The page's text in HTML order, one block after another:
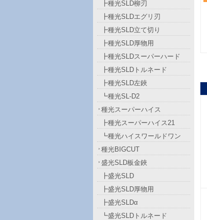
┣種光SLD柳刃
┣種光SLDエグリ刃
┣種光SLD立て切り
┣種光SLD厚物用
┣種光SLDスーパーハード
┣種光SLDトルネード
┣種光SLD左鋏
┗種光SL-D2
種光スーパーハイス
┣種光スーパーハイス21
┗種光ハイスワールドワン
種光BIGCUT
盛光SLD板金鋏
┣盛光SLD
┣盛光SLD厚物用
┣盛光SLDα
┗盛光SLDトルネード